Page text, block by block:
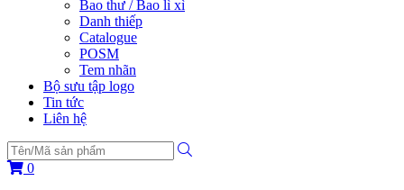
Bao thư / Bao lì xì
Danh thiếp
Catalogue
POSM
Tem nhãn
Bộ sưu tập logo
Tin tức
Liên hệ
0